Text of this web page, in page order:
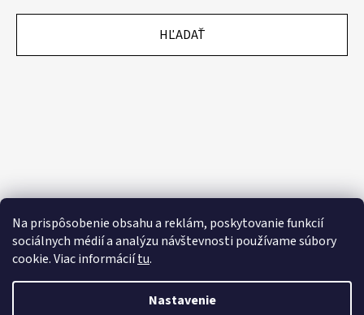
Na prispôsobenie obsahu a reklám, poskytovanie funkcií
sociálnych médií a analýzu návštevnosti používame súbory
cookie. Viac informáciítu.
Nastavenie
HĽADAŤ